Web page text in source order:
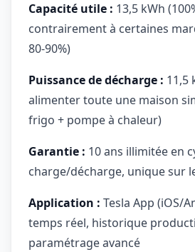
Capacité utile : 13,5 kWh
contrairement à certaines
80-90%)
Puissance de décharge : 11,5
alimenter toute une maison
frigo + pompe à chaleur)
Garantie : 10 ans illimitée en
charge/décharge, unique sur
Application : Tesla App (iOS/
temps réel, historique
paramétrage avancé